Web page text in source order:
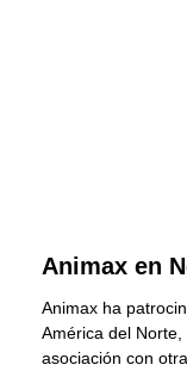
Animax en
Animax ha
América del
asociación con